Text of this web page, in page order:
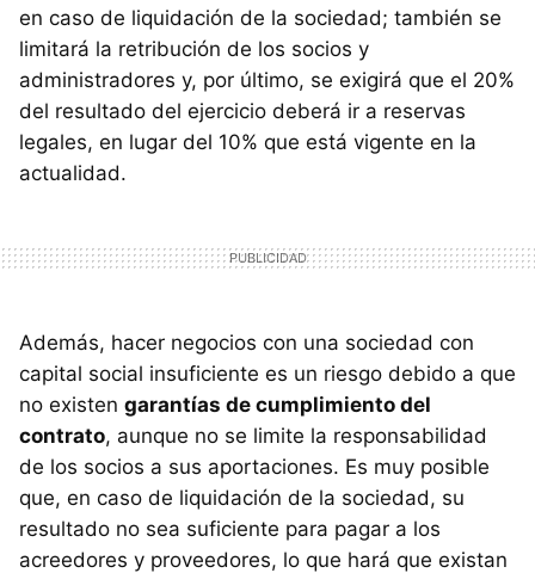
en caso de liquidación de la sociedad; también se
limitará la retribución de los socios y
administradores y, por último, se exigirá que el 20%
del resultado del ejercicio deberá ir a reservas
legales, en lugar del 10% que está vigente en la
actualidad.
Además, hacer negocios con una sociedad con
capital social insuficiente es un riesgo debido a que
no existen garantías de cumplimiento del
contrato, aunque no se limite la responsabilidad
de los socios a sus aportaciones. Es muy posible
que, en caso de liquidación de la sociedad, su
resultado no sea suficiente para pagar a los
acreedores y proveedores, lo que hará que existan